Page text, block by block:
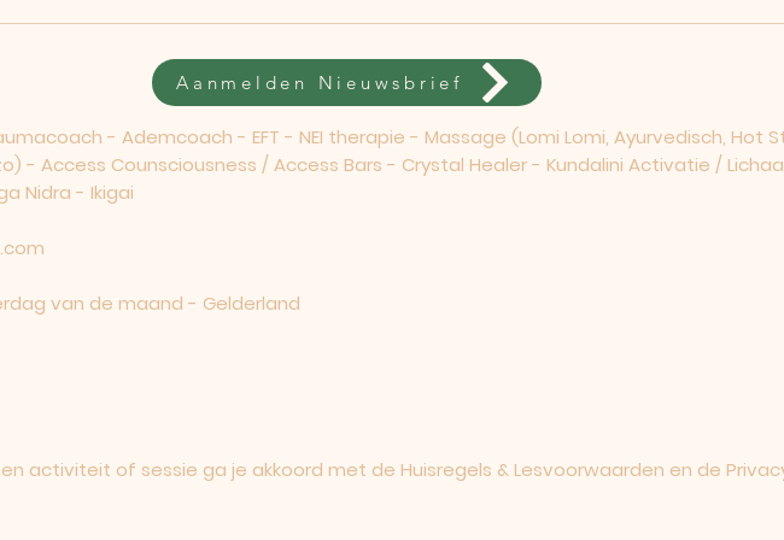
- Ademcoach - EFT - NEI therapie - Massage (Lomi Lomi, Ayurvedisch, Hot
- Access Counsciousness / Access Bars - Crystal Healer - Kundalini Activatie /
Nidra - Ikigai
van de maand - Gelderland
activiteit of sessie ga je akkoord met de Huisregels & Lesvoorwaarden en de
Aanmelden Nieuwsbrief